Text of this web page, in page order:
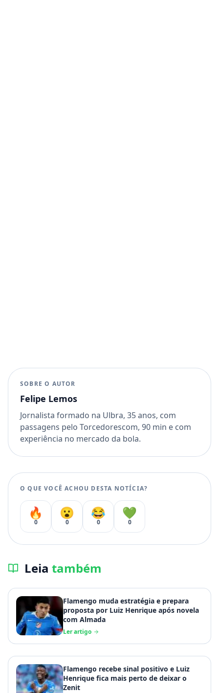
SOBRE O AUTOR
Felipe Lemos
Jornalista formado na Ulbra, 35 anos, com
passagens pelo Torcedorescom, 90 min e com
experiência no mercado da bola.
O QUE VOCÊ ACHOU DESTA NOTÍCIA?
🔥
0
😮
0
😂
0
💚
0
Leia também
Flamengo muda estratégia e prepara
proposta por Luiz Henrique após novela
com Almada
Ler artigo
Flamengo recebe sinal positivo e Luiz
Henrique fica mais perto de deixar o
Zenit